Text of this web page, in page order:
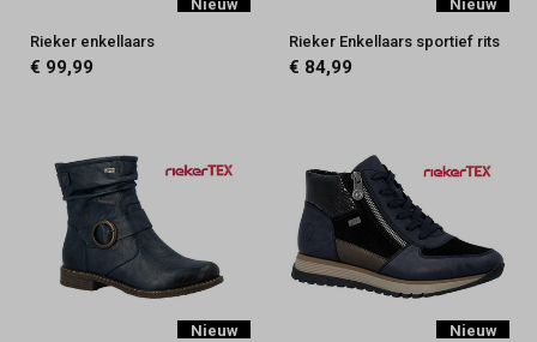
Nieuw
Rieker enkellaars
€ 99,99
Nieuw
Rieker Enkellaars sportief rits
€ 84,99
Nieuw Nieuw